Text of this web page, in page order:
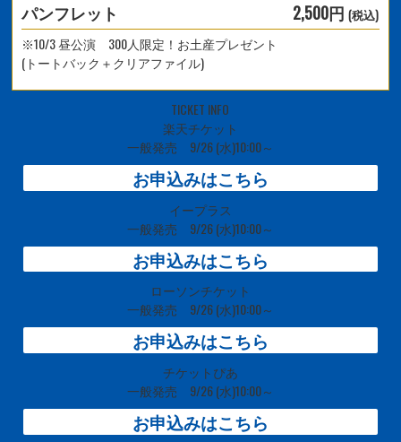
パンフレット 2,500円(税込)
※10/3 昼公演 300人限定！お土産プレゼント
(トートバック＋クリアファイル)
TICKET INFO
楽天チケット
一般発売 9/26(水)10:00～
お申込みはこちら
イープラス
一般発売 9/26(水)10:00～
お申込みはこちら
ローソンチケット
一般発売 9/26(水)10:00～
お申込みはこちら
チケットぴあ
一般発売 9/26(水)10:00～
お申込みはこちら